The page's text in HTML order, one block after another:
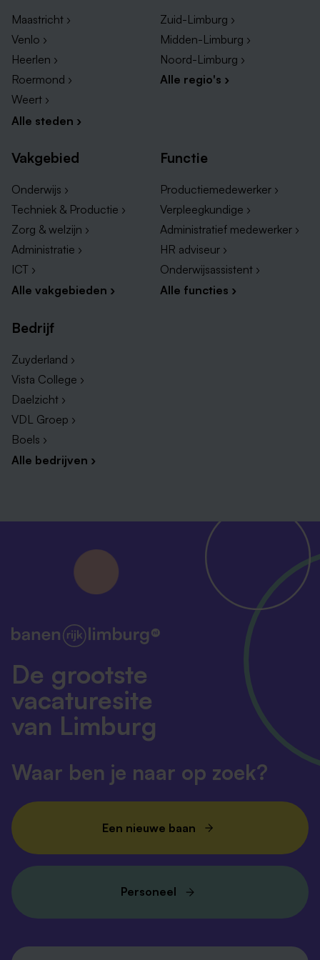
Als je een rustige woon-werkomgeving zoekt, is
Amstenrade een goede plek!
Maastricht ›
Venlo ›
Heerlen ›
Roermond ›
Weert ›
Alle steden ›
Zuid-Limburg ›
Midden-Limburg ›
Noord-Limburg ›
Alle regio's ›
Vakgebied
Onderwijs ›
Techniek & Productie ›
Zorg & welzijn ›
Administratie ›
ICT ›
Alle vakgebieden ›
Functie
Productiemedewerker ›
Verpleegkundige ›
Administratief medewerker ›
HR adviseur ›
Onderwijsassistent ›
Alle functies ›
Bedrijf
Zuyderland ›
Vista College ›
Daelzicht ›
VDL Groep ›
Boels ›
Alle bedrijven ›
De grootste
vacaturesite
van Limburg
Waar ben je naar op zoek?
Een nieuwe baan
Personeel